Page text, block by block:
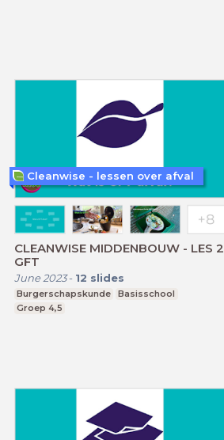
CLEANWISE MIDDENBOUW - LES 2
GFT
June 2023- 12 slides
Burgerschapskunde
Basisschool
Groep 4,5
Cleanwise - lessen over afval